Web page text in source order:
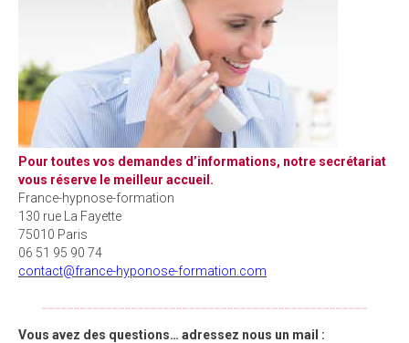
Pour toutes vos demandes d’informations, notre secrétariat
vous réserve le meilleur accueil.
France-hypnose-formation
130 rue La Fayette
75010 Paris
06 51 95 90 74
contact@france-hyponose-formation.com
Vous avez des questions… adressez nous un mail :